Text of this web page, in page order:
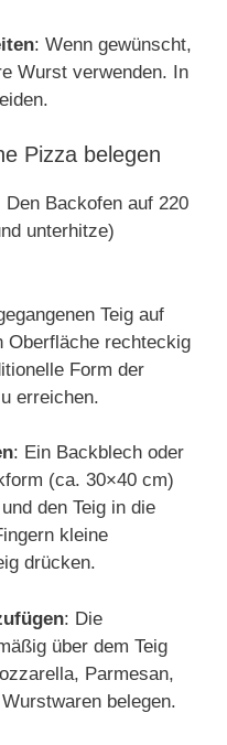
: Wenn gewünscht,
Wurst verwenden. In
Pizza belegen
Den Backofen auf 220
unterhitze)
Teig auf
Oberfläche rechteckig
Form der
erreichen.
: Ein Backblech oder
(ca. 30×40 cm)
den Teig in die
kleine
drücken.
: Die
über dem Teig
Parmesan,
belegen.